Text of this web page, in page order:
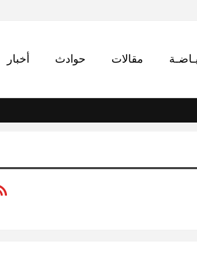
مقالات حوادث أخبار